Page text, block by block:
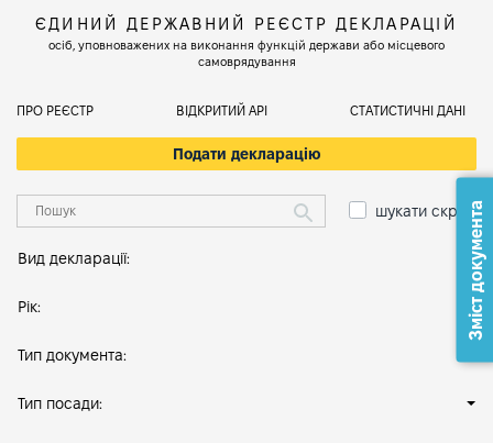
ЄДИНИЙ ДЕРЖАВНИЙ РЕЄСТР ДЕКЛАРАЦІЙ
осіб, уповноважених на виконання функцій держави або місцевого
самоврядування
ПРО РЕЄСТР ВІДКРИТИЙ АРІ СТАТИСТИЧНІ ДАНІ
Подати декларацію
шукати скрізь
Вид декларації:
Рік:
Тип документа:
Тип посади:
Зміст документа